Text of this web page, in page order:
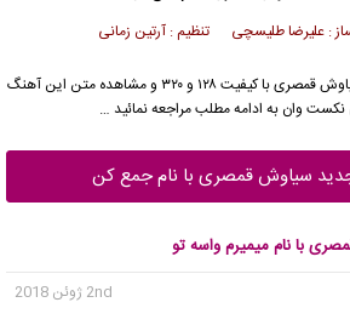
: علیرضا طلیسچی تنظیم : آرتین زمانی
قمصری
با کیفیت ۱۲۸ و ۳۲۰ و مشاهده متن این آهنگ
نکست وان به ادامه مطلب مراجعه نمائید …
سیاوش قمصری با نام جمع کن
با نام میمیرم واسه تو
2nd ژوئن 2018